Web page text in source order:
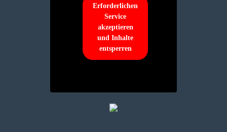
Erforderlichen
Service
akzeptieren
und Inhalte
entsperren